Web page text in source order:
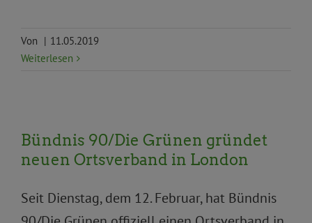
Von | 11.05.2019
Weiterlesen
Bürger*innenbeteiligung Pressemitteilungen
Bündnis 90/Die Grünen gründet
neuen Ortsverband in London
Seit Dienstag, dem 12. Februar, hat Bündnis